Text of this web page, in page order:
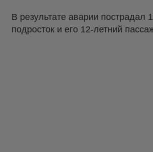
В результате аварии пострадал
подросток и его 12-летний